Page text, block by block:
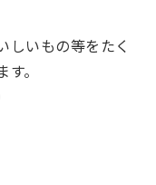
しいもの等をたく
。